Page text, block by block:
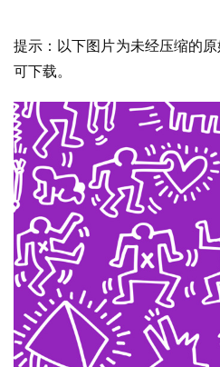
提示：以下图片为未经压缩的
可下载。